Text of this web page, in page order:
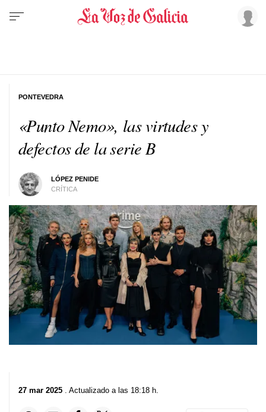
«Punto Nemo», las virtudes y
defectos de la serie B
LÓPEZ PENIDE
CRÍTICA
PONTEVEDRA
27 mar 2025 . Actualizado a las 18:18 h.